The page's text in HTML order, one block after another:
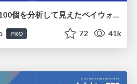
世界の人気アプリ100個を分析して見えたペイウォール設計の心得
PRO 72 41k